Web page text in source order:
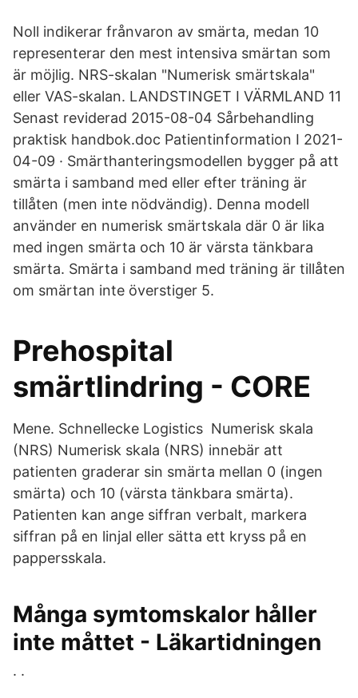
Noll indikerar frånvaron av smärta, medan 10
representerar den mest intensiva smärtan som
är möjlig. NRS-skalan "Numerisk smärtskala"
eller VAS-skalan. LANDSTINGET I VÄRMLAND 11
Senast reviderad 2015-08-04 Sårbehandling
praktisk handbok.doc Patientinformation I 2021-
04-09 · Smärthanteringsmodellen bygger på att
smärta i samband med eller efter träning är
tillåten (men inte nödvändig). Denna modell
använder en numerisk smärtskala där 0 är lika
med ingen smärta och 10 är värsta tänkbara
smärta. Smärta i samband med träning är tillåten
om smärtan inte överstiger 5.
Prehospital
smärtlindring - CORE
Mene. Schnellecke Logistics Numerisk skala
(NRS) Numerisk skala (NRS) innebär att
patienten graderar sin smärta mellan 0 (ingen
smärta) och 10 (värsta tänkbara smärta).
Patienten kan ange siffran verbalt, markera
siffran på en linjal eller sätta ett kryss på en
pappersskala.
Många symtomskalor håller
inte måttet - Läkartidningen
. .